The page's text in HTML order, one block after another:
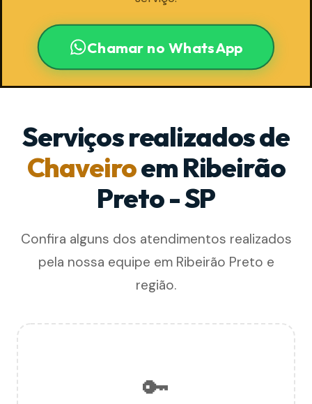
Chamar no WhatsApp
Serviços realizados de
Chaveiroem Ribeirão
Preto - SP
Confira alguns dos atendimentos realizados
pela nossa equipe em Ribeirão Preto e
região.
🔑